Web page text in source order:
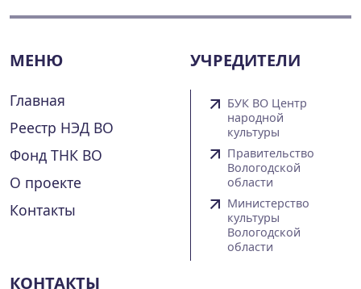
МЕНЮ
Главная
Реестр НЭД ВО
Фонд ТНК ВО
О проекте
Контакты
УЧРЕДИТЕЛИ
БУК ВО Центр
народной
культуры
Правительство
Вологодской
области
Министерство
культуры
Вологодской
области
КОНТАКТЫ